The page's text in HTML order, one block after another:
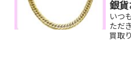
銀貨
いつ
ただ
買取